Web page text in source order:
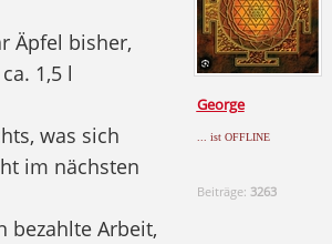
George
... ist OFFLINE
Beiträge: 3263
Äpfel bisher,
1,5 l
was sich
im nächsten
bezahlte Arbeit,